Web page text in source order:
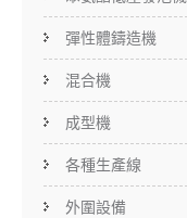
彈性體鑄造機
混合機
成型機
各種生產線
外圍設備